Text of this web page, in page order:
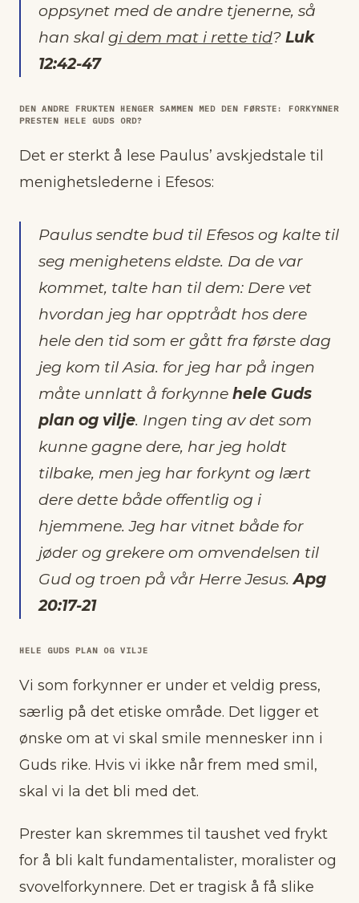
oppsynet med de andre tjenerne, så
han skal gi dem mat i rette tid? Luk
12:42-47
DEN ANDRE FRUKTEN HENGER SAMMEN MED DEN FØRSTE: FORKYNNER
PRESTEN HELE GUDS ORD?
Det er sterkt å lese Paulus’ avskjedstale til
menighetslederne i Efesos:
Paulus sendte bud til Efesos og kalte til
seg menighetens eldste. Da de var
kommet, talte han til dem: Dere vet
hvordan jeg har opptrådt hos dere
hele den tid som er gått fra første dag
jeg kom til Asia. for jeg har på ingen
måte unnlatt å forkynne hele Guds
plan og vilje. Ingen ting av det som
kunne gagne dere, har jeg holdt
tilbake, men jeg har forkynt og lært
dere dette både offentlig og i
hjemmene. Jeg har vitnet både for
jøder og grekere om omvendelsen til
Gud og troen på vår Herre Jesus. Apg
20:17-21
HELE GUDS PLAN OG VILJE
Vi som forkynner er under et veldig press,
særlig på det etiske område. Det ligger et
ønske om at vi skal smile mennesker inn i
Guds rike. Hvis vi ikke når frem med smil,
skal vi la det bli med det.
Prester kan skremmes til taushet ved frykt
for å bli kalt fundamentalister, moralister og
svovelforkynnere. Det er tragisk å få slike